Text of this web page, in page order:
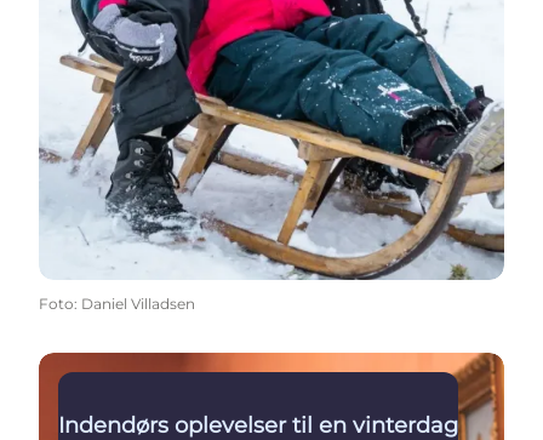
Foto: Daniel Villadsen
Læs mere
Indendørs oplevelser til en vinterdag